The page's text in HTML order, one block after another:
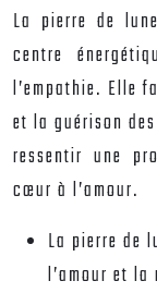
La pierre de
centre
l’empathie. Elle
et la guérison
ressentir une
cœur à l’amour.
La pierre de
l’amour et